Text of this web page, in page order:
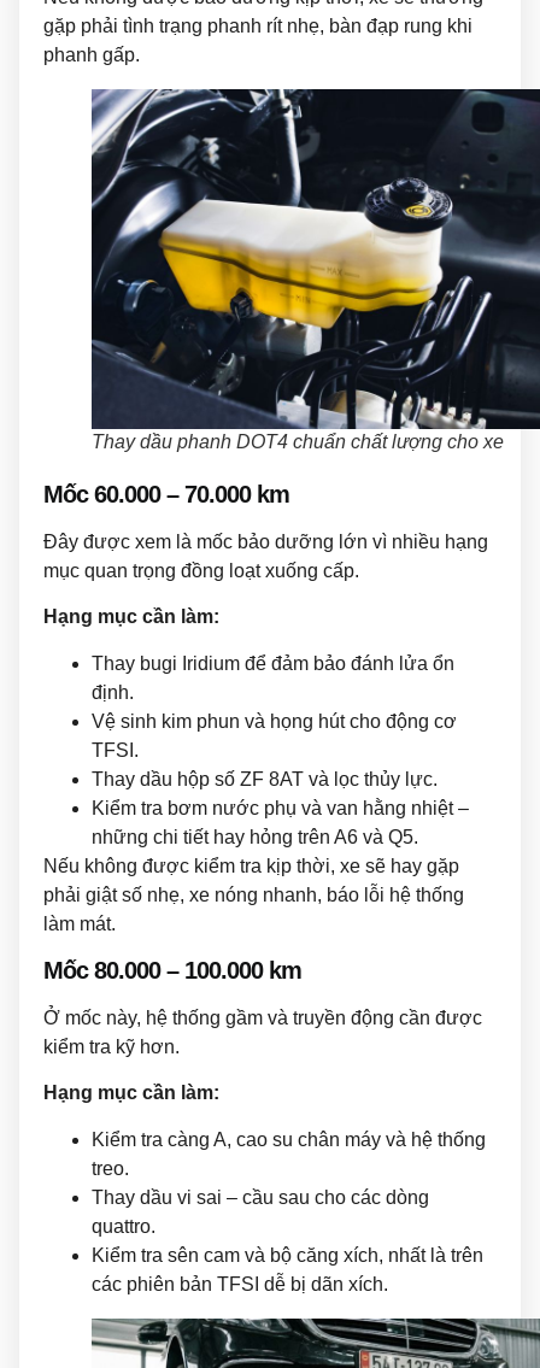
gặp phải tình trạng phanh rít nhẹ, bàn đạp rung khi
phanh gấp.
Thay dầu phanh DOT4 chuẩn chất lượng cho xe
Mốc 60.000 – 70.000 km
Đây được xem là mốc bảo dưỡng lớn vì nhiều hạng
mục quan trọng đồng loạt xuống cấp.
Hạng mục cần làm:
Thay bugi Iridium để đảm bảo đánh lửa ổn
định.
Vệ sinh kim phun và họng hút cho động cơ
TFSI.
Thay dầu hộp số ZF 8AT và lọc thủy lực.
Kiểm tra bơm nước phụ và van hằng nhiệt –
những chi tiết hay hỏng trên A6 và Q5.
Nếu không được kiểm tra kịp thời, xe sẽ hay gặp
phải giật số nhẹ, xe nóng nhanh, báo lỗi hệ thống
làm mát.
Mốc 80.000 – 100.000 km
Ở mốc này, hệ thống gầm và truyền động cần được
kiểm tra kỹ hơn.
Hạng mục cần làm:
Kiểm tra càng A, cao su chân máy và hệ thống
treo.
Thay dầu vi sai – cầu sau cho các dòng
quattro.
Kiểm tra sên cam và bộ căng xích, nhất là trên
các phiên bản TFSI dễ bị dãn xích.